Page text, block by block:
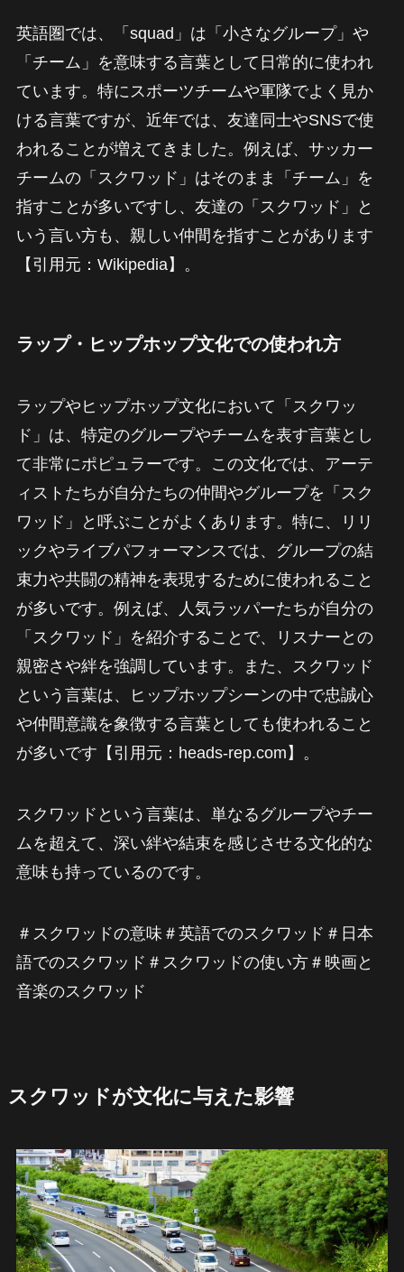
英語圏では、「squad」は「小さなグループ」や
「チーム」を意味する言葉として日常的に使われ
ています。特にスポーツチームや軍隊でよく見か
ける言葉ですが、近年では、友達同士やSNSで使
われることが増えてきました。例えば、サッカー
チームの「スクワッド」はそのまま「チーム」を
指すことが多いですし、友達の「スクワッド」と
いう言い方も、親しい仲間を指すことがあります
【引用元：Wikipedia】。
ラップ・ヒップホップ文化での使われ方
ラップやヒップホップ文化において「スクワッ
ド」は、特定のグループやチームを表す言葉とし
て非常にポピュラーです。この文化では、アーテ
ィストたちが自分たちの仲間やグループを「スク
ワッド」と呼ぶことがよくあります。特に、リリ
ックやライブパフォーマンスでは、グループの結
束力や共闘の精神を表現するために使われること
が多いです。例えば、人気ラッパーたちが自分の
「スクワッド」を紹介することで、リスナーとの
親密さや絆を強調しています。また、スクワッド
という言葉は、ヒップホップシーンの中で忠誠心
や仲間意識を象徴する言葉としても使われること
が多いです【引用元：heads-rep.com】。
スクワッドという言葉は、単なるグループやチー
ムを超えて、深い絆や結束を感じさせる文化的な
意味も持っているのです。
＃スクワッドの意味＃英語でのスクワッド＃日本
語でのスクワッド＃スクワッドの使い方＃映画と
音楽のスクワッド
スクワッドが文化に与えた影響